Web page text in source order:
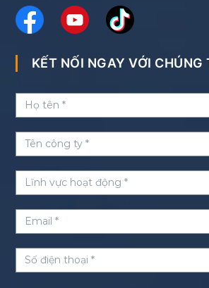
KẾT NỐI NGAY VỚI CHÚNG